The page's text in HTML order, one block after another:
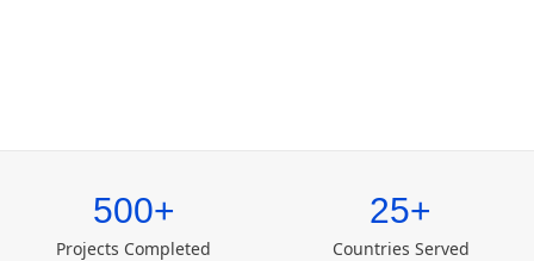
500+
Projects Completed
25+
Countries Served